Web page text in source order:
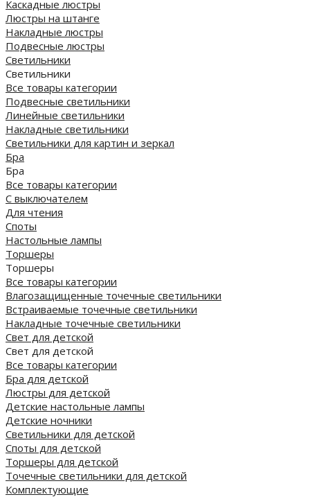
Каскадные люстры
Люстры на штанге
Накладные люстры
Подвесные люстры
Светильники
Светильники
Все товары категории
Подвесные светильники
Линейные светильники
Накладные светильники
Светильники для картин и зеркал
Бра
Бра
Все товары категории
С выключателем
Для чтения
Споты
Настольные лампы
Торшеры
Торшеры
Все товары категории
Влагозащищенные точечные светильники
Встраиваемые точечные светильники
Накладные точечные светильники
Свет для детской
Свет для детской
Все товары категории
Бра для детской
Люстры для детской
Детские настольные лампы
Детские ночники
Светильники для детской
Споты для детской
Торшеры для детской
Точечные светильники для детской
Комплектующие